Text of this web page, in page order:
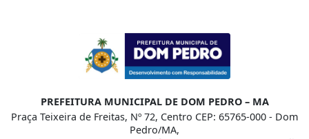
PREFEITURA MUNICIPAL DE DOM PEDRO – MA
Praça Teixeira de Freitas, Nº 72, Centro CEP: 65765-000 - Dom
Pedro/MA,